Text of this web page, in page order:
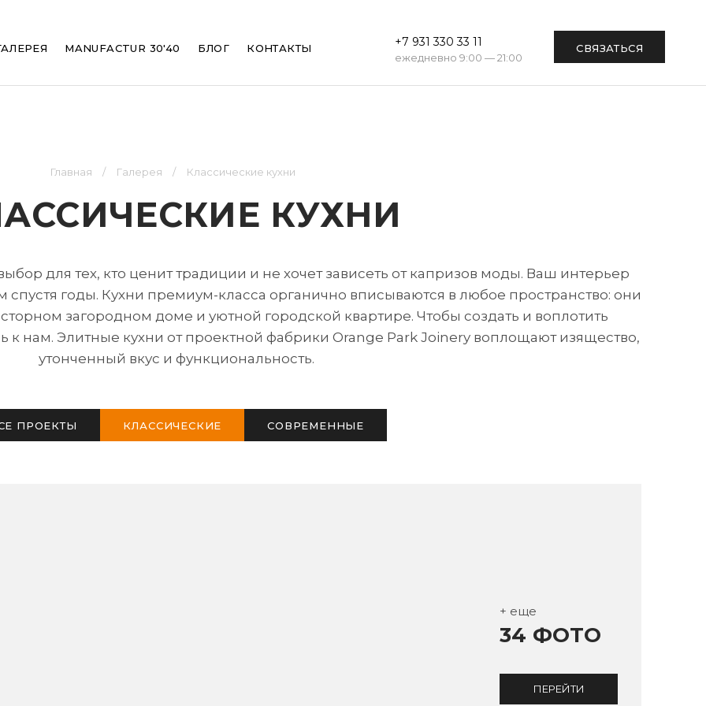
MANUFACTUR 30'40 БЛОГ КОНТАКТЫ +7 931 330 33 11
ежедневно 9:00 — 21:00
СВЯЗАТЬСЯ
Главная Галерея Классические кухни
КУХНИ
для тех, кто ценит традиции и не хочет зависеть от капризов моды. Ваш интерьер
спустя годы. Кухни премиум-класса органично вписываются в любое пространство: они
загородном доме и уютной городской квартире. Чтобы создать и воплотить
к нам. Элитные кухни от проектной фабрики Orange Park Joinery воплощают изящество,
утонченный вкус и функциональность.
ПРОЕКТЫ КЛАССИЧЕСКИЕ СОВРЕМЕННЫЕ
+ еще
34 ФОТО
ПЕРЕЙТИ